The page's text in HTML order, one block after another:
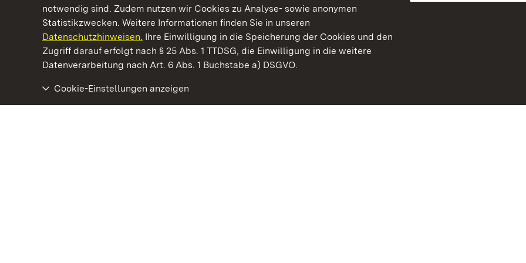
notwendig sind. Zudem nutzen wir Cookies zu Analyse- sowie anonymen
Statistikzwecken. Weitere Informationen finden Sie in unseren
Datenschutzhinweisen. Ihre Einwilligung in die Speicherung der Cookies und den
Zugriff darauf erfolgt nach § 25 Abs. 1 TTDSG, die Einwilligung in die weitere
Datenverarbeitung nach Art. 6 Abs. 1 Buchstabe a) DSGVO.
Cookie-Einstellungen anzeigen
Kommen. Staunen. Genießen.